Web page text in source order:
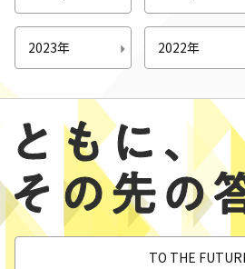
2023年 2022年
TO THE